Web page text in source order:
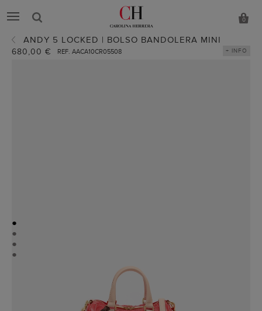
0
ANDY 5 LOCKED | BOLSO BANDOLERA MINI
680,00 € REF. AACA10CR05508 + INFO
●
●
●
●